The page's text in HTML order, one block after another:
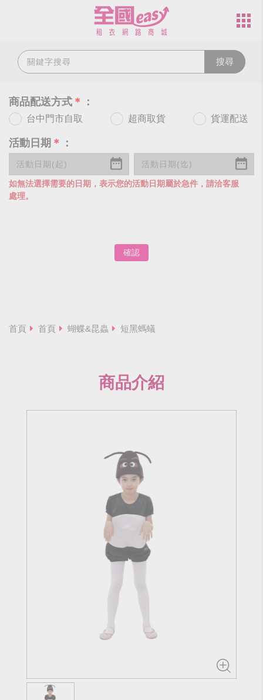
搜尋
商品配送方式 ＊ ：
台中門市自取 超商取貨 貨運配送
活動日期 ＊ ：
如無法選擇需要的日期，表示您的活動日期屬於急件，請洽客服
處理。
確認
首頁 首頁 蝴蝶&昆蟲 短黑螞蟻
商品介紹